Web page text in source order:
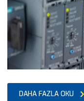
DAHA FAZLA OKU